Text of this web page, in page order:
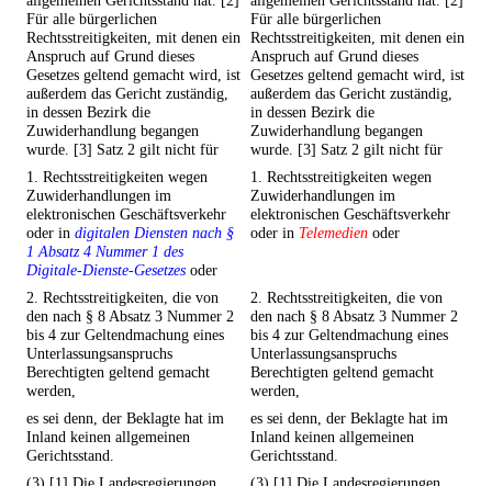
Für alle bürgerlichen
Rechtsstreitigkeiten, mit denen ein
Anspruch auf Grund dieses
Gesetzes geltend gemacht wird, ist
außerdem das Gericht zuständig,
in dessen Bezirk die
Zuwiderhandlung begangen
wurde. [3] Satz 2 gilt nicht für
Für alle bürgerlichen
Rechtsstreitigkeiten, mit denen ein
Anspruch auf Grund dieses
Gesetzes geltend gemacht wird, ist
außerdem das Gericht zuständig,
in dessen Bezirk die
Zuwiderhandlung begangen
wurde. [3] Satz 2 gilt nicht für
1. Rechtsstreitigkeiten wegen
Zuwiderhandlungen im
elektronischen Geschäftsverkehr
oder in digitalen Diensten nach §
1 Absatz 4 Nummer 1 des
Digitale-Dienste-Gesetzes oder
1. Rechtsstreitigkeiten wegen
Zuwiderhandlungen im
elektronischen Geschäftsverkehr
oder in Telemedien oder
2. Rechtsstreitigkeiten, die von
den nach § 8 Absatz 3 Nummer 2
bis 4 zur Geltendmachung eines
Unterlassungsanspruchs
Berechtigten geltend gemacht
werden,
2. Rechtsstreitigkeiten, die von
den nach § 8 Absatz 3 Nummer 2
bis 4 zur Geltendmachung eines
Unterlassungsanspruchs
Berechtigten geltend gemacht
werden,
es sei denn, der Beklagte hat im
Inland keinen allgemeinen
Gerichtsstand.
es sei denn, der Beklagte hat im
Inland keinen allgemeinen
Gerichtsstand.